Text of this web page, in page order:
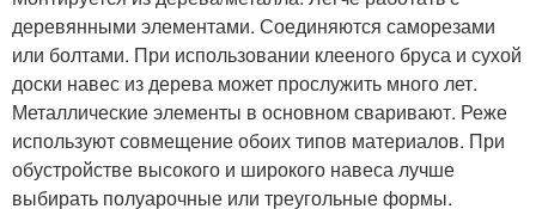
деревянными элементами. Соединяются саморезами
или болтами. При использовании клееного бруса и сухой
доски навес из дерева может прослужить много лет.
Металлические элементы в основном сваривают. Реже
используют совмещение обоих типов материалов. При
обустройстве высокого и широкого навеса лучше
выбирать полуарочные или треугольные формы.